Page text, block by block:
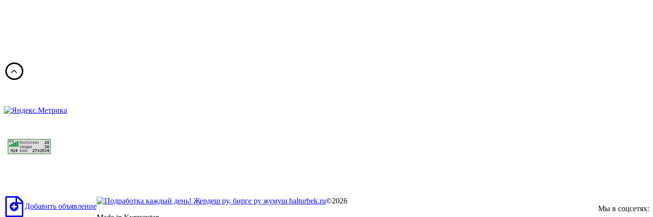
Добавить объявление Мы в соцсетях:
©2026